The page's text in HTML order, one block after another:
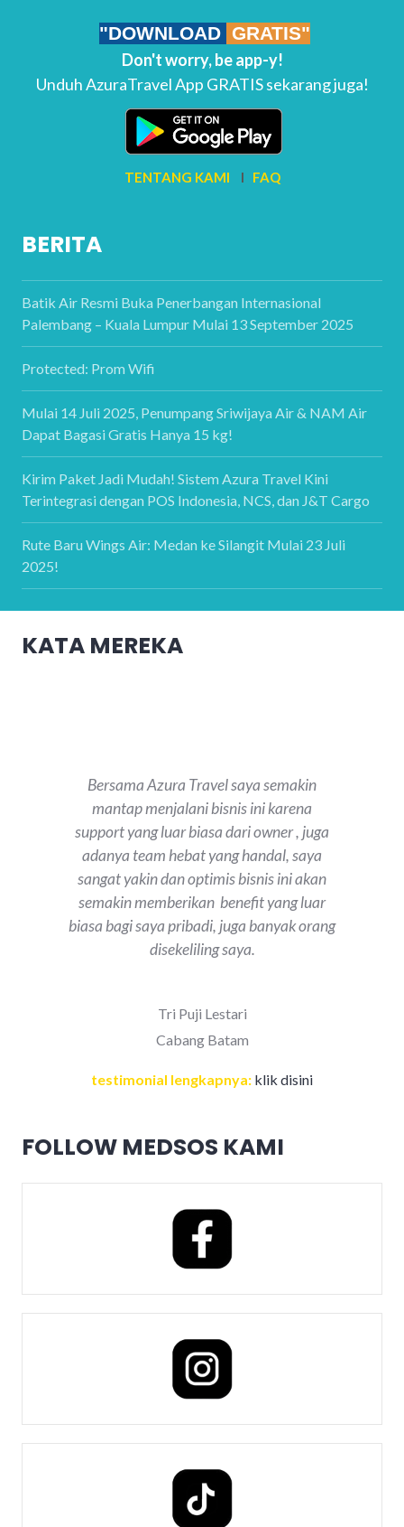
"DOWNLOAD GRATIS"
Don't worry, be app-y!
Unduh AzuraTravel App GRATIS sekarang juga!
TENTANG KAMI I FAQ
BERITA
Batik Air Resmi Buka Penerbangan Internasional
Palembang – Kuala Lumpur Mulai 13 September 2025
Protected: Prom Wifi
Mulai 14 Juli 2025, Penumpang Sriwijaya Air & NAM Air
Dapat Bagasi Gratis Hanya 15 kg!
Kirim Paket Jadi Mudah! Sistem Azura Travel Kini
Terintegrasi dengan POS Indonesia, NCS, dan J&T Cargo
Rute Baru Wings Air: Medan ke Silangit Mulai 23 Juli
2025!
KATA MEREKA
Bersama Azura Travel saya semakin
mantap menjalani bisnis ini karena
support yang luar biasa dari owner , juga
adanya team hebat yang handal, saya
sangat yakin dan optimis bisnis ini akan
semakin memberikan benefit yang luar
biasa bagi saya pribadi, juga banyak orang
disekeliling saya.
Tri Puji Lestari
Cabang Batam
testimonial lengkapnya: klik disini
FOLLOW MEDSOS KAMI